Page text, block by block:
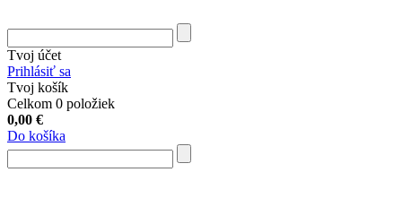
Tvoj účet
Prihlásiť sa
Tvoj košík
Celkom 0 položiek
0,00 €
Do košíka